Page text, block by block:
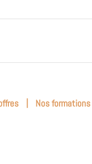
| Nos formations